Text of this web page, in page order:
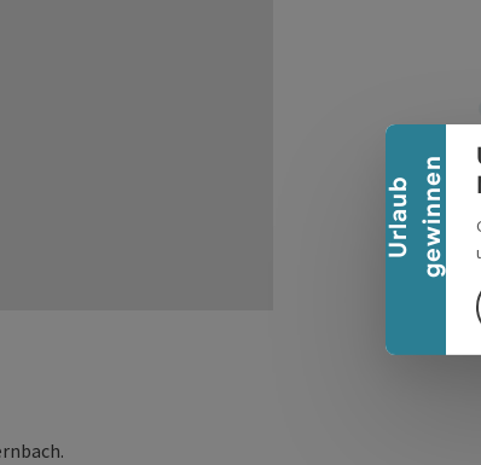
U
r
l
a
u
b
g
e
w
i
n
n
en
Banner einklappen